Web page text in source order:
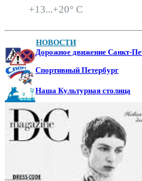
+13...+20° C
НОВОСТИ
Дорожное движение Санкт-
Спортивный Петербург
Наша Культурная столица